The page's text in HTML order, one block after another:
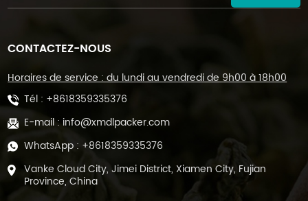
CONTACTEZ-NOUS
Horaires de service : du lundi au vendredi de 9h00 à 18h00
Tél : +8618359335376
E-mail : info@xmdlpacker.com
WhatsApp : +8618359335376
Vanke Cloud City, Jimei District, Xiamen City, Fujian
Province, China